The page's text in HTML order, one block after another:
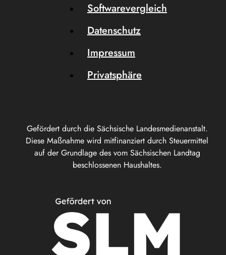
Gefördert durch die Sächsische Landesmedienanstalt.
Diese Maßnahme wird mitfinanziert durch Steuermittel
auf der Grundlage des vom Sächsischen Landtag
beschlossenen Haushaltes.
Softwarevergleich
Datenschutz
Impressum
Privatsphäre